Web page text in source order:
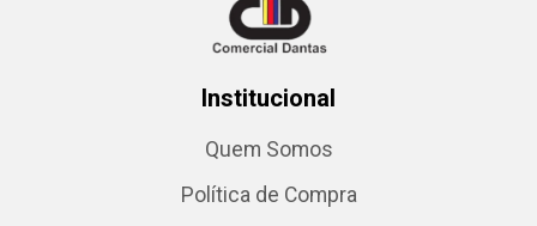
Institucional
Quem Somos
Política de Compra